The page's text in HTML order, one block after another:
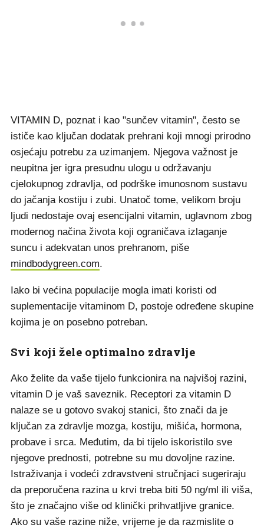
VITAMIN D, poznat i kao "sunčev vitamin", često se
ističe kao ključan dodatak prehrani koji mnogi prirodno
osjećaju potrebu za uzimanjem. Njegova važnost je
neupitna jer igra presudnu ulogu u održavanju
cjelokupnog zdravlja, od podrške imunosnom sustavu
do jačanja kostiju i zubi. Unatoč tome, velikom broju
ljudi nedostaje ovaj esencijalni vitamin, uglavnom zbog
modernog načina života koji ograničava izlaganje
suncu i adekvatan unos prehranom, piše
mindbodygreen.com.
Iako bi većina populacije mogla imati koristi od
suplementacije vitaminom D, postoje određene skupine
kojima je on posebno potreban.
Svi koji žele optimalno zdravlje
Ako želite da vaše tijelo funkcionira na najvišoj razini,
vitamin D je vaš saveznik. Receptori za vitamin D
nalaze se u gotovo svakoj stanici, što znači da je
ključan za zdravlje mozga, kostiju, mišića, hormona,
probave i srca. Međutim, da bi tijelo iskoristilo sve
njegove prednosti, potrebne su mu dovoljne razine.
Istraživanja i vodeći zdravstveni stručnjaci sugeriraju
da preporučena razina u krvi treba biti 50 ng/ml ili viša,
što je značajno više od klinički prihvatljive granice.
Ako su vaše razine niže, vrijeme je da razmislite o